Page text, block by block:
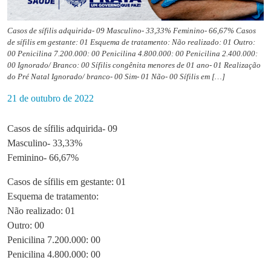
Casos de sífilis adquirida- 09 Masculino- 33,33% Feminino- 66,67% Casos
de sífilis em gestante: 01 Esquema de tratamento: Não realizado: 01 Outro:
00 Penicilina 7.200.000: 00 Penicilina 4.800.000: 00 Penicilina 2.400.000:
00 Ignorado/ Branco: 00 Sífilis congênita menores de 01 ano- 01 Realização
do Pré Natal Ignorado/ branco- 00 Sim- 01 Não- 00 Sífilis em […]
21 de outubro de 2022
Casos de sífilis adquirida- 09
Masculino- 33,33%
Feminino- 66,67%
Casos de sífilis em gestante: 01
Esquema de tratamento:
Não realizado: 01
Outro: 00
Penicilina 7.200.000: 00
Penicilina 4.800.000: 00